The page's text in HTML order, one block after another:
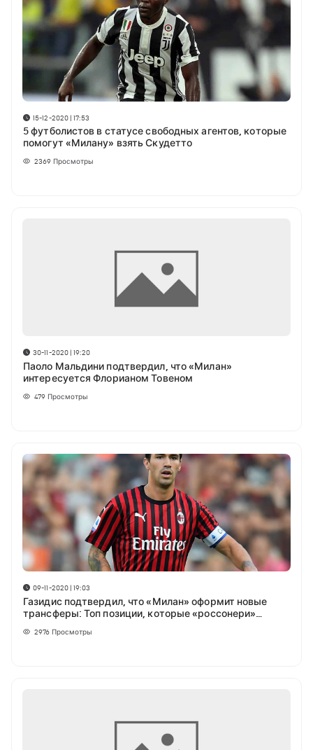
15-12-2020 | 17:53
5 футболистов в статусе свободных агентов, которые
помогут «Милану» взять Скудетто
2369 Просмотры
30-11-2020 | 19:20
Паоло Мальдини подтвердил, что «Милан»
интересуется Флорианом Товеном
479 Просмотры
09-11-2020 | 19:03
Газидис подтвердил, что «Милан» оформит новые
трансферы: Топ позиции, которые «россонери»
2976 Просмотры